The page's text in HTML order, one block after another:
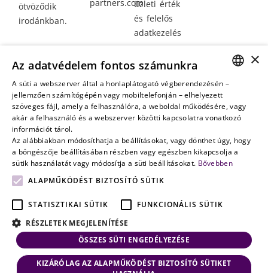
partners.comüzleti érték
és felelős
adatkezelés
amikor a jövő
nem a
véletlenen
múlik
ötvöződik
irodánkban.
HUNGARIAN
ENGLISH
×
Az adatvédelem fontos számunkra
A süti a webszerver által a honlaplátogató végberendezésén –
jellemzően számítógépén vagy mobiltelefonján – elhelyezett
szöveges fájl, amely a felhasználóra, a weboldal működésére, vagy
akár a felhasználó és a webszerver közötti kapcsolatra vonatkozó
információt tárol.
Az alábbiakban módosíthatja a beállításokat, vagy dönthet úgy, hogy
a böngészője beállításában részben vagy egészben kikapcsolja a
sütik használatát vagy módosítja a süti beállításokat. Bővebben
ALAPMŰKÖDÉST BIZTOSÍTÓ SÜTIK
STATISZTIKAI SÜTIK
FUNKCIONÁLIS SÜTIK
RÉSZLETEK MEGJELENÍTÉSE
ÖSSZES SÜTI ENGEDÉLYEZÉSE
KIZÁRÓLAG AZ ALAPMŰKÖDÉST BIZTOSÍTÓ SÜTIKET